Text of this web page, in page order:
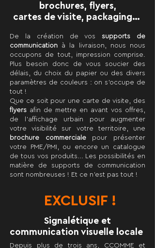
brochures, flyers,
cartes de visite, packaging…
De la création de vossupports de
communication à la livraison, nous nous
occupons de tout, impression comprise.
Plus besoin donc de vous soucier des
délais, du choix du papier ou des divers
paramètres de couleurs : on s'occupe de
tout !
Que ce soit pour une carte de visite , des
flyers afin de mettre en avant vos offres,
de l'affichage urbain pour augmenter
votre visibilité sur votre territoire, une
brochure commercialepour présenter
votre PME/PMI, ou encore un catalogue
de tous vos produits... Les possibilités en
matière de supports de communication
sont nombreuses ! Et ce n'est pas tout !
EXCLUSIF !
Signalétique et
communication visuelle locale
Depuis plus de trois ans, CCOMME et